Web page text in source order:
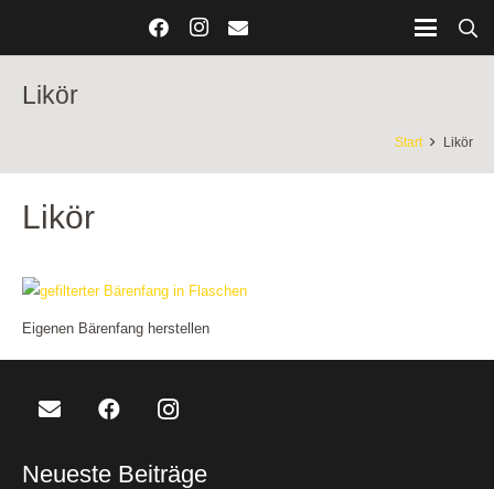
Likör
Start Likör
Likör
Eigenen Bärenfang herstellen
Neueste Beiträge